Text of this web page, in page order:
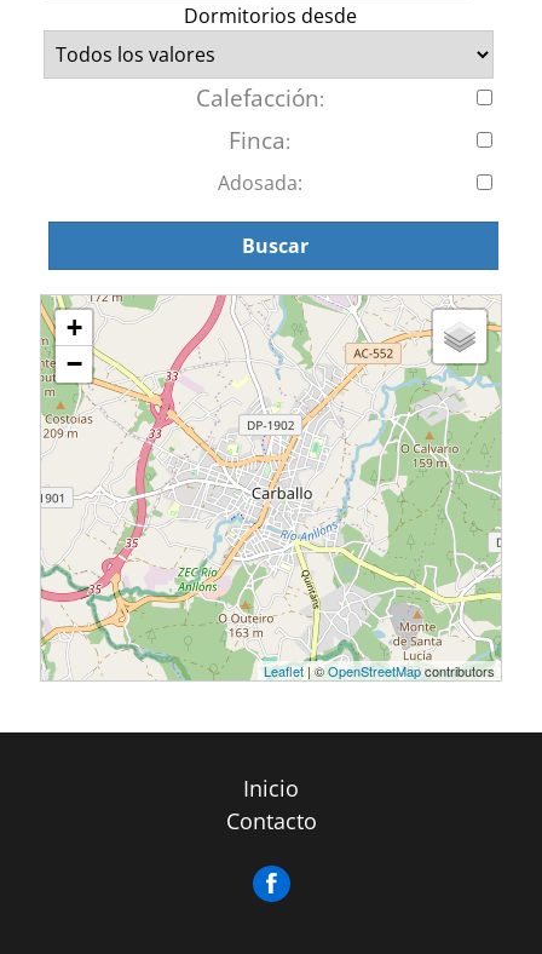
Dormitorios desde
Calefacción:
Finca:
Adosada:
Buscar
+
−
Leaflet| ©OpenStreetMapcontributors
Inicio
Contacto